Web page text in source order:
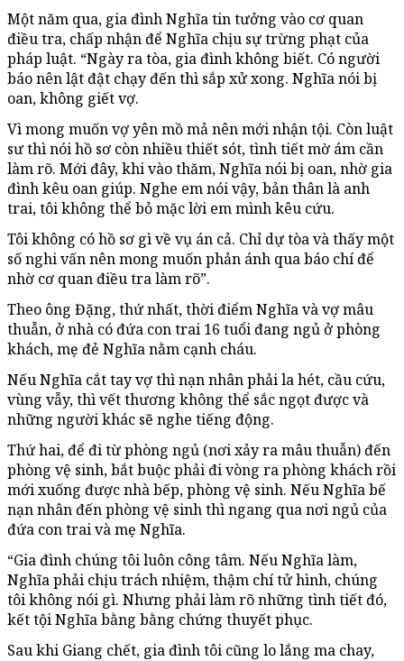
Một năm qua, gia đình Nghĩa tin tưởng vào cơ quan
điều tra, chấp nhận để Nghĩa chịu sự trừng phạt của
pháp luật. “Ngày ra tòa, gia đình không biết. Có người
báo nên lật đật chạy đến thì sắp xử xong. Nghĩa nói bị
oan, không giết vợ.
Vì mong muốn vợ yên mồ mả nên mới nhận tội. Còn luật
sư thì nói hồ sơ còn nhiều thiết sót, tình tiết mờ ám cần
làm rõ. Mới đây, khi vào thăm, Nghĩa nói bị oan, nhờ gia
đình kêu oan giúp. Nghe em nói vậy, bản thân là anh
trai, tôi không thể bỏ mặc lời em mình kêu cứu.
Tôi không có hồ sơ gì về vụ án cả. Chỉ dự tòa và thấy một
số nghi vấn nên mong muốn phản ánh qua báo chí để
nhờ cơ quan điều tra làm rõ”.
Theo ông Đặng, thứ nhất, thời điểm Nghĩa và vợ mâu
thuẫn, ở nhà có đứa con trai 16 tuổi đang ngủ ở phòng
khách, mẹ đẻ Nghĩa nằm cạnh cháu.
Nếu Nghĩa cắt tay vợ thì nạn nhân phải la hét, cầu cứu,
vùng vẫy, thì vết thương không thể sắc ngọt được và
những người khác sẽ nghe tiếng động.
Thứ hai, để đi từ phòng ngủ (nơi xảy ra mâu thuẫn) đến
phòng vệ sinh, bắt buộc phải đi vòng ra phòng khách rồi
mới xuống được nhà bếp, phòng vệ sinh. Nếu Nghĩa bế
nạn nhân đến phòng vệ sinh thì ngang qua nơi ngủ của
đứa con trai và mẹ Nghĩa.
“Gia đình chúng tôi luôn công tâm. Nếu Nghĩa làm,
Nghĩa phải chịu trách nhiệm, thậm chí tử hình, chúng
tôi không nói gì. Nhưng phải làm rõ những tình tiết đó,
kết tội Nghĩa bằng bằng chứng thuyết phục.
Sau khi Giang chết, gia đình tôi cũng lo lắng ma chay,